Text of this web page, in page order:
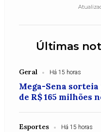
Últimas
Geral Há 15 horas
Mega-Sena
de R$ 165 milhões
Esportes Há 15 horas